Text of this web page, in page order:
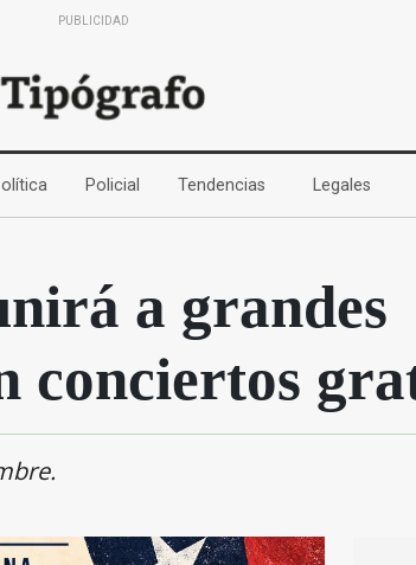
PUBLICIDAD
(current)Policial (current)Tendencias (current)Legales
a grandes
conciertos